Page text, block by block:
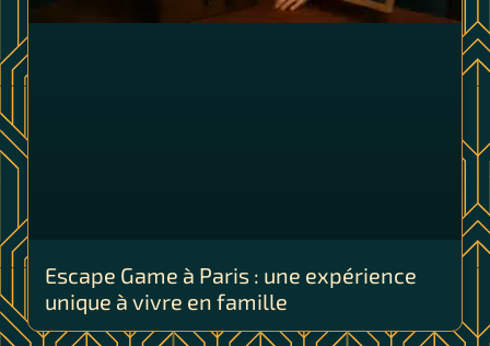
Escape Game à Paris : une expérience
unique à vivre en famille